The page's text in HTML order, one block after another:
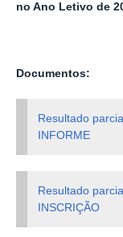
no Ano Letivo de
Documentos:
Resultado
INFORME
Resultado
INSCRIÇÃO